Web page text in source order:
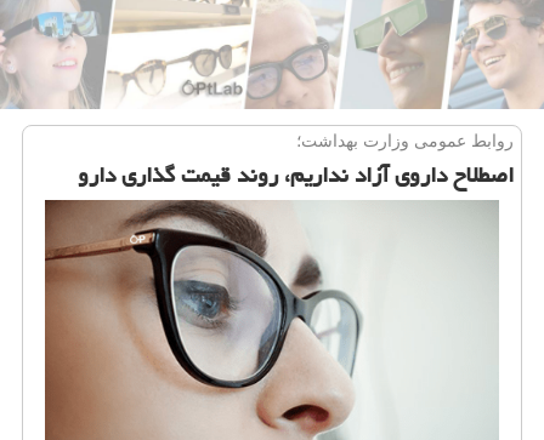
روابط عمومی وزارت بهداشت؛
اصطلاح داروی آزاد نداریم، روند قیمت گذاری دارو